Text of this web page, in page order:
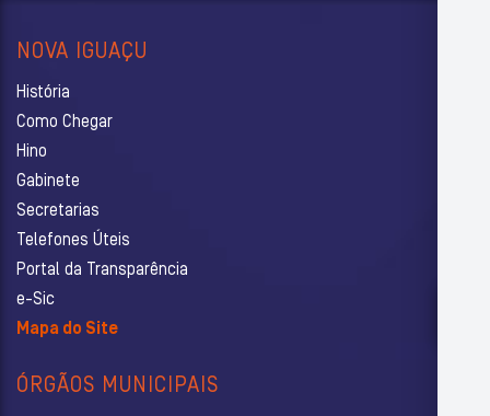
NOVA IGUAÇU
História
Como Chegar
Hino
Gabinete
Secretarias
Telefones Úteis
Portal da Transparência
e-Sic
Mapa do Site
ÓRGÃOS MUNICIPAIS